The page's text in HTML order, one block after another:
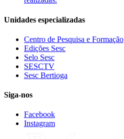
Unidades especializadas
Centro de Pesquisa e Formação
Edições Sesc
Selo Sesc
SESCTV
Sesc Bertioga
Siga-nos
Facebook
Instagram